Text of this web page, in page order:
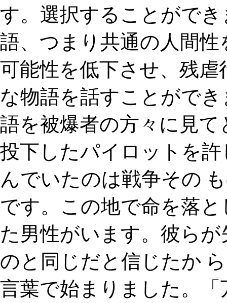
す。選択することがで
語、つまり共通の人間
可能性を低下させ、残
な物語を話すことがで
語を被爆者の方々に見
投下したパイロットを
んでいたのは戦争その
です。この地で命を落
た男性がいます。彼ら
のと同じだと信じたか
言葉で始まりました。